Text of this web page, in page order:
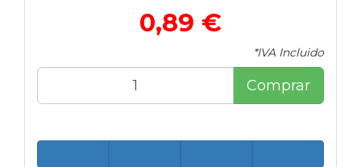
0,89 €
*IVA Incluido
Comprar